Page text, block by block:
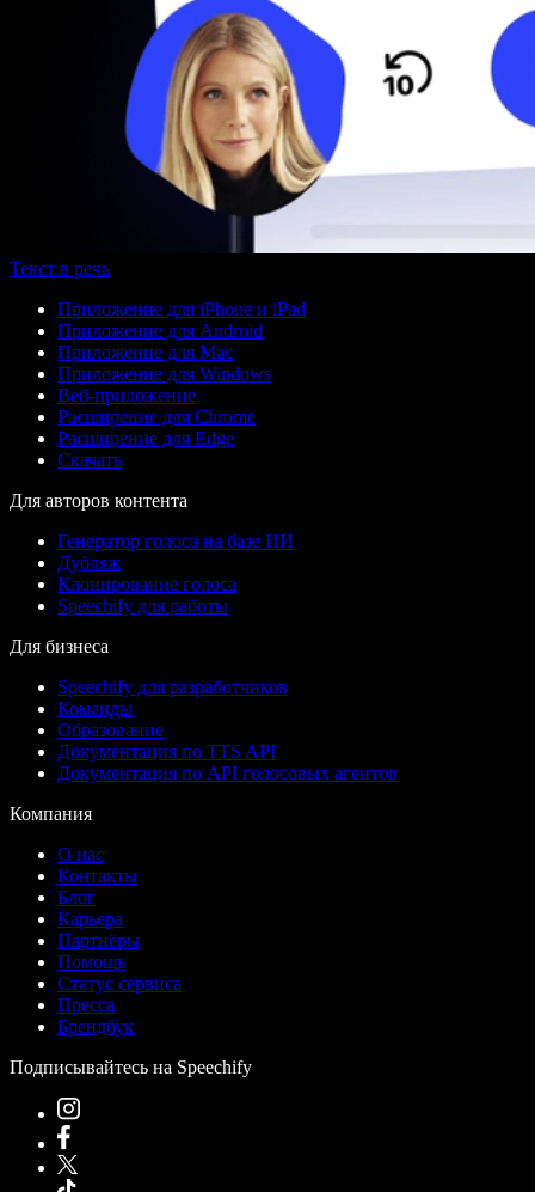
Текст в речь
Приложение для iPhone и iPad
Приложение для Android
Приложение для Mac
Приложение для Windows
Веб-приложение
Расширение для Chrome
Расширение для Edge
Скачать
Для авторов контента
Генератор голоса на базе ИИ
Дубляж
Клонирование голоса
Speechify для работы
Для бизнеса
Speechify для разработчиков
Команды
Образование
Документация по TTS API
Документация по API голосовых агентов
Компания
О нас
Контакты
Блог
Карьера
Партнёры
Помощь
Статус сервиса
Пресса
Брендбук
Подписывайтесь на Speechify